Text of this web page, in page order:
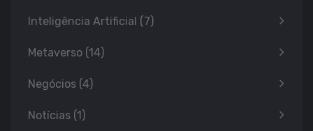
Inteligência Artificial (7)
Metaverso (14)
Negócios (4)
Notícias (1)